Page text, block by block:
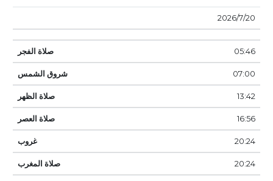
20‏‏/7‏‏/2026
05:46
07:00
13:42
16:56
20:24
20:24